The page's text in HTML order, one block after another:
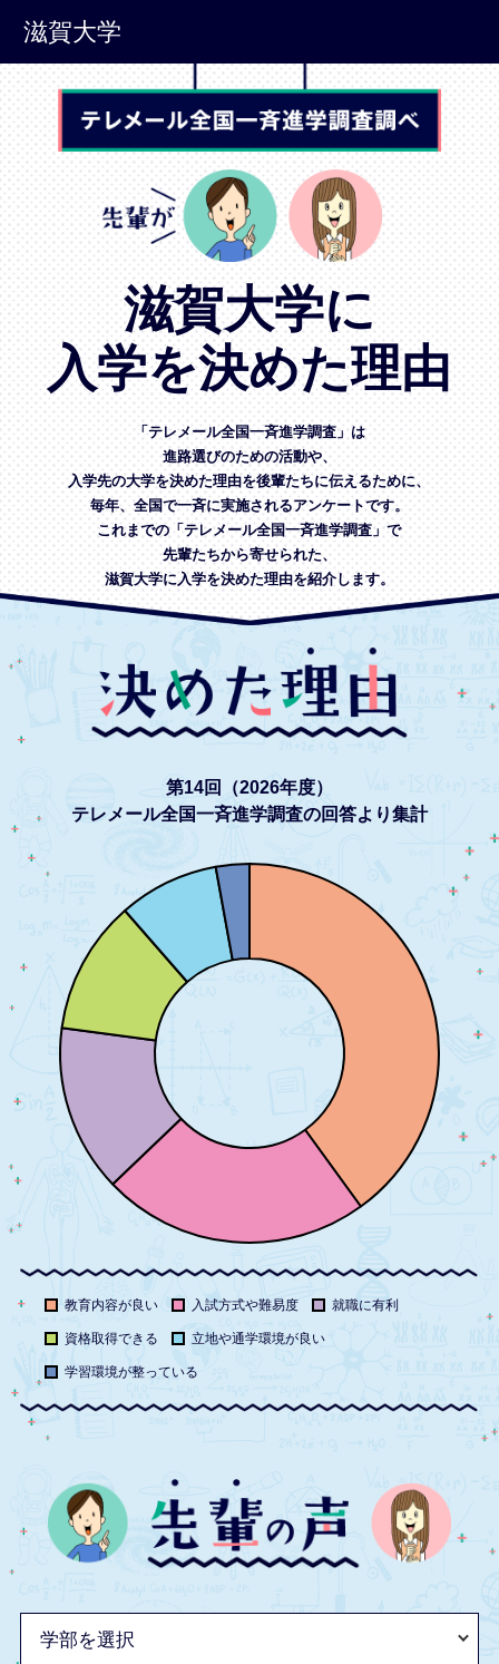
滋賀大学
滋賀大学に
入学を決めた理由
「テレメール全国一斉進学調査」は
進路選びのための活動や、
入学先の大学を決めた理由を後輩たちに伝えるために、
毎年、全国で一斉に実施されるアンケートです。
これまでの「テレメール全国一斉進学調査」で
先輩たちから寄せられた、
滋賀大学に入学を決めた理由を紹介します。
第14回（2026年度）
テレメール全国一斉進学調査の回答より集計
教育内容が良い 入試方式や難易度 就職に有利
資格取得できる 立地や通学環境が良い
学習環境が整っている